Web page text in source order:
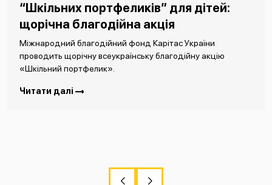
“Шкільних портфеликів” для дітей:
щорічна благодійна акція
Міжнародний благодійний фонд Карітас України
проводить щорічну всеукраїнську благодійну акцію
«Шкільний портфелик».
Читати далі